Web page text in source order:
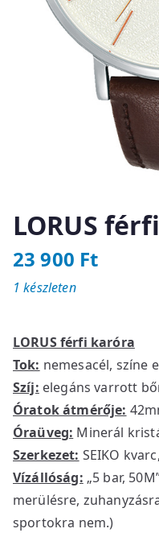
LORUS
23 900 Ft
LORUS férfi karóra
Tok: nemesacél, színe
Szíj: elegáns varrott
Óratok átmérője:
Óraüveg: Minerál
Szerkezet: SEIKO
Vízállóság: „5 bar,
merülésre,
sportokra nem.)
1 készleten